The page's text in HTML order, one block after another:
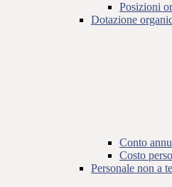
Posizioni
Dotazione
Conto
Costo
Personale non a